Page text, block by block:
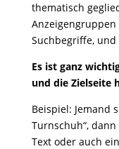
thematisch
Suchbegriffe,
Es ist ganz
und die Zielseite
Beispiel: Jemand
Turnschuh“,
Text oder auch